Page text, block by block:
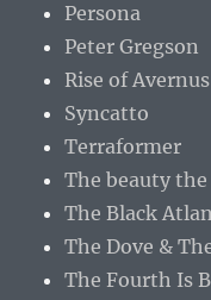
Persona
Peter Gregson
Rise of Avernus
Syncatto
Terraformer
The beauty
The Black
The Dove &
The Fourth Is